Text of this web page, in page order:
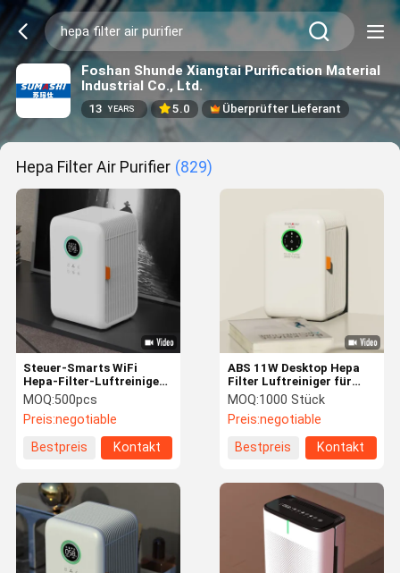
Foshan Shunde Xiangtai Purification Material
Industrial Co., Ltd.
13 YEARS 5.0 Überprüfter Lieferant
Hepa Filter Air Purifier (829)
Steuer-Smarts WiFi
Hepa-Filter-Luftreiniger
mit Nebel-freiem
Befeuchter
MOQ:500pcs
Preis:negotiable
Bestpreis
Kontakt
ABS 11W Desktop Hepa
Filter Luftreiniger für
kleine Räume
MOQ:1000 Stück
Preis:negotiable
Bestpreis
Kontakt